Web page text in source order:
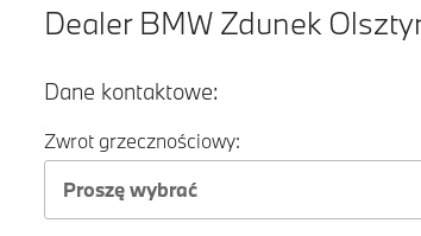
Dealer BMW Zdunek
Dane kontaktowe:
Zwrot grzecznościowy:
Proszę wybrać